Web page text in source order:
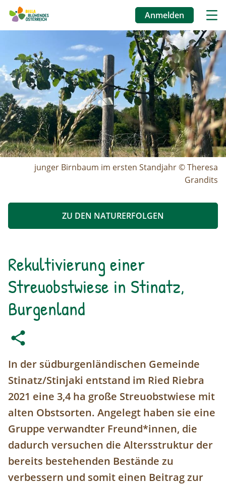
Direkt
zum
Inhalt
Benutzermenü
Anmelden
junger Birnbaum im ersten Standjahr © Theresa
Grandits
ZU DEN NATURERFOLGEN
Rekultivierung einer
Streuobstwiese in Stinatz,
Burgenland
In der südburgenländischen Gemeinde
Stinatz/Stinjaki entstand im Ried Riebra
2021 eine 3,4 ha große Streuobstwiese mit
alten Obstsorten. Angelegt haben sie eine
Gruppe verwandter Freund*innen, die
dadurch versuchen die Altersstruktur der
bereits bestehenden Bestände zu
verbessern und somit einen Beitrag zur